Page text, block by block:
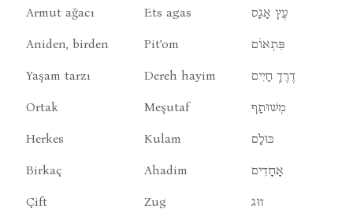
Armut ağacı Ets agas עֶץ אָגָס
Aniden, birden Pit’om פִּתְאוֹם
Yaşam tarzı Dereh hayim דֶרֶךְ חָיִים
Ortak Meşutaf מְשׁוּתָף
Herkes Kulam כּוּלָם
Birkaç Ahadim אָחָדִים
Çift Zug זוּג